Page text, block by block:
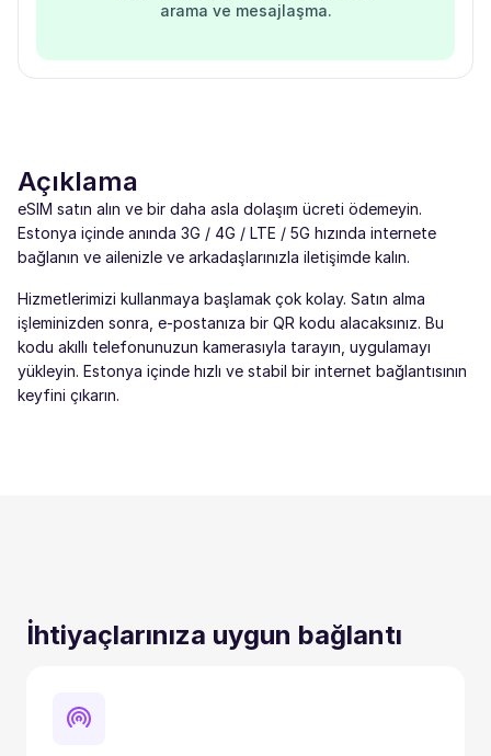
arama ve mesajlaşma.
Açıklama
eSIM satın alın ve bir daha asla dolaşım ücreti ödemeyin.
Estonya içinde anında 3G / 4G / LTE / 5G hızında internete
bağlanın ve ailenizle ve arkadaşlarınızla iletişimde kalın.
Hizmetlerimizi kullanmaya başlamak çok kolay. Satın alma
işleminizden sonra, e-postanıza bir QR kodu alacaksınız. Bu
kodu akıllı telefonunuzun kamerasıyla tarayın, uygulamayı
yükleyin. Estonya içinde hızlı ve stabil bir internet bağlantısının
keyfini çıkarın.
İhtiyaçlarınıza uygun bağlantı